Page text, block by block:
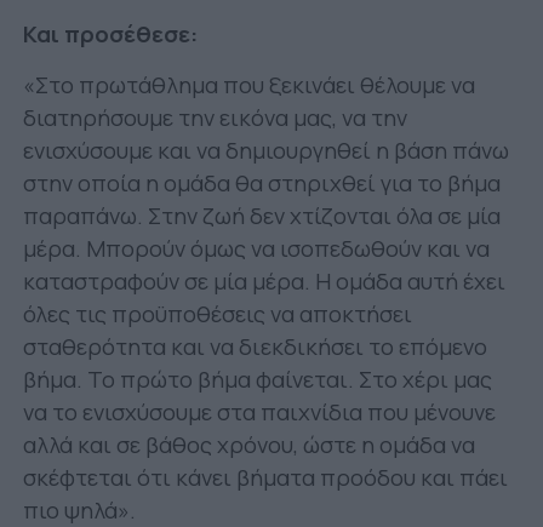
Και προσέθεσε:
«Στο πρωτάθλημα που ξεκινάει θέλουμε να
διατηρήσουμε την εικόνα μας, να την
ενισχύσουμε και να δημιουργηθεί η βάση πάνω
στην οποία η ομάδα θα στηριχθεί για το βήμα
παραπάνω. Στην ζωή δεν χτίζονται όλα σε μία
μέρα. Μπορούν όμως να ισοπεδωθούν και να
καταστραφούν σε μία μέρα. Η ομάδα αυτή έχει
όλες τις προϋποθέσεις να αποκτήσει
σταθερότητα και να διεκδικήσει το επόμενο
βήμα. Το πρώτο βήμα φαίνεται. Στο χέρι μας
να το ενισχύσουμε στα παιχνίδια που μένουνε
αλλά και σε βάθος χρόνου, ώστε η ομάδα να
σκέφτεται ότι κάνει βήματα προόδου και πάει
πιο ψηλά».